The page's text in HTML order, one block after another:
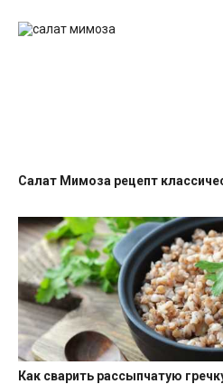
Салат Мимоза рецепт
Как сварить рассыпчатую